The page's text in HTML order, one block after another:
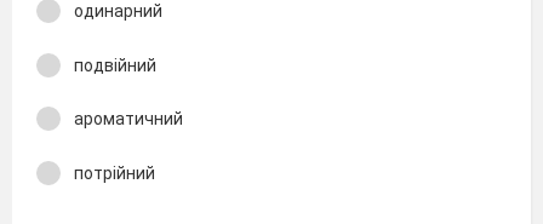
одинарний
подвійний
ароматичний
потрійний